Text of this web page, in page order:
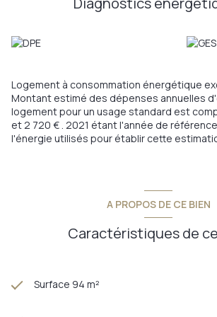
letre B 86 kWhEP/m²/an A visiter sans
Les informations sur les risques auxquels
Logement à consommation énergétique
Montant estimé des dépenses annuelles
logement pour un usage standard est
et 2 720 € . 2021 étant l'année de
l'énergie utilisés pour établir cette
A PROPOS DE CE BIEN
Caractéristiques de
Surface 94 m²